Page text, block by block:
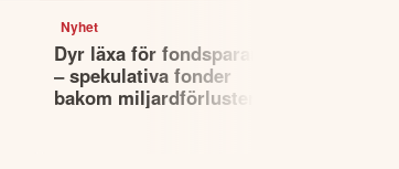
Nyhet
Dyr läxa för fondsparare
– spekulativa fonder
bakom miljardförluster